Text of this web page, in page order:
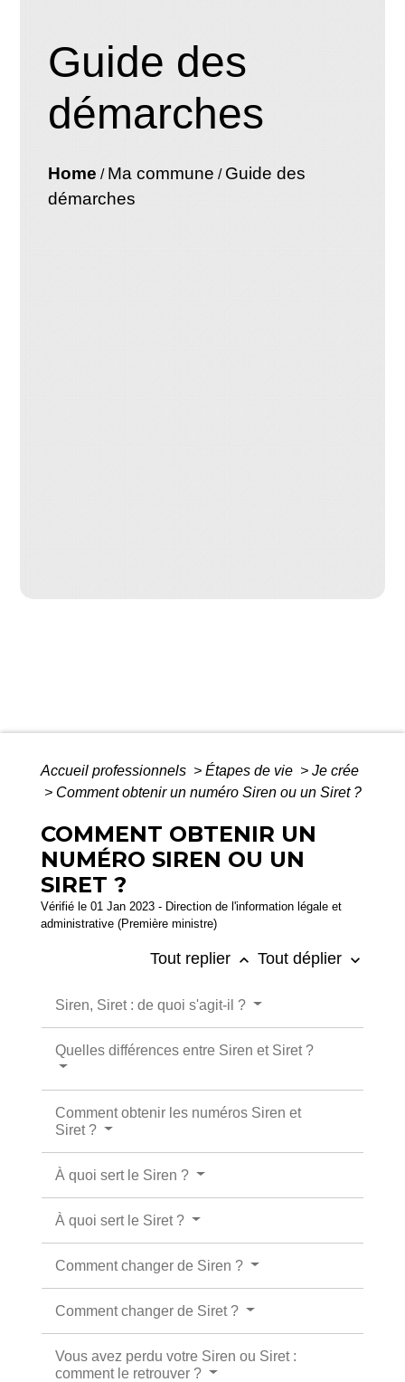
Guide des
démarches
Home / Ma commune / Guide des
démarches
Accueil professionnels > Étapes de vie > Je crée
> Comment obtenir un numéro Siren ou un Siret ?
COMMENT OBTENIR UN
NUMÉRO SIREN OU UN
SIRET ?
Vérifié le 01 Jan 2023 - Direction de l'information légale et
administrative (Première ministre)
Tout replier keyboard_arrow_up Tout déplier keyboard_arrow_down
Siren, Siret : de quoi s'agit-il ?
Quelles différences entre Siren et Siret ?
Comment obtenir les numéros Siren et
Siret ?
À quoi sert le Siren ?
À quoi sert le Siret ?
Comment changer de Siren ?
Comment changer de Siret ?
Vous avez perdu votre Siren ou Siret :
comment le retrouver ?